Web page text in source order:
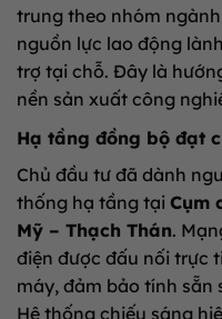
trung theo nhóm
nguồn lực lao động
trợ tại chỗ. Đây là
nền sản xuất công
Hạ tầng đồng bộ đạt
Chủ đầu tư đã dành
thống hạ tầng tại Cụm
Mỹ – Thạch Thán.
điện được đấu nối trực
máy, đảm bảo tính sẵn
Hệ thống chiếu sáng